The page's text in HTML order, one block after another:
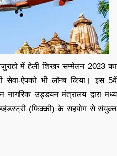
में हेली शिखर सम्‍मेलन 2023 का
सेवा-ऐपको भी लॉन्च किया। इस 5वें
उड्डयन मंत्रालय द्वारा मध्य
(फिक्की) के सहयोग से संयुक्‍त